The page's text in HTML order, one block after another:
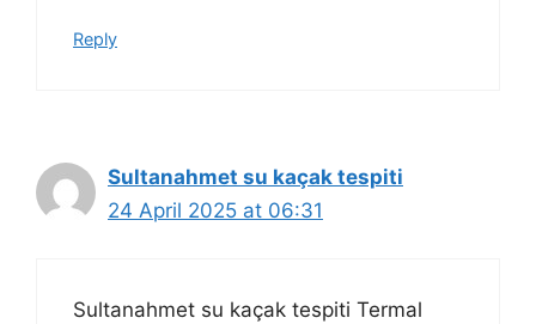
Reply
Sultanahmet su kaçak tespiti
24 April 2025 at 06:31
Sultanahmet su kaçak tespiti Termal